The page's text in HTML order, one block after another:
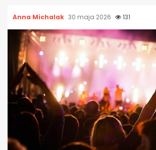
Anna Michalak 30 maja 2026 131